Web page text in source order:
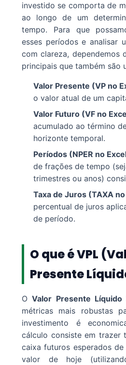
investido se comporta de
ao longo de um
tempo. Para que
esses períodos e analisar
com clareza, dependemos
principais que também são
Valor Presente (VP no
o valor atual de um
Valor Futuro (VF no
acumulado ao término
horizonte temporal.
Períodos (NPER no
de frações de tempo
trimestres ou anos)
Taxa de Juros (TAXA
percentual de juros
de período.
O que é VPL
Presente
OValor Presente Líquido
métricas mais robustas
investimento é
cálculo consiste em trazer
caixa futuros esperados
valor de hoje